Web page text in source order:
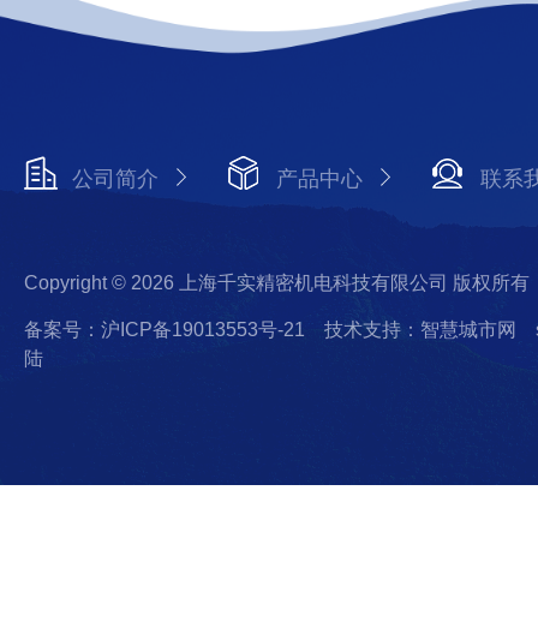
公司简介 产品中心 联系
Copyright © 2026 上海千实精密机电科技有限公司 版权所有
备案号：沪ICP备19013553号-21 技术支持：智慧城市网
陆